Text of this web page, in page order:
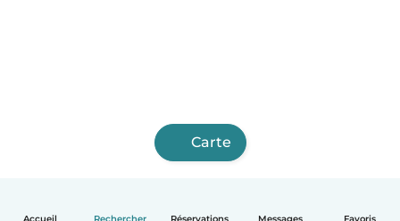
Accueil Rechercher Réservations Messages Favoris
Carte